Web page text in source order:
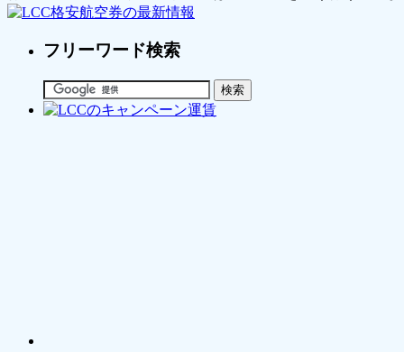
フリーワード検索